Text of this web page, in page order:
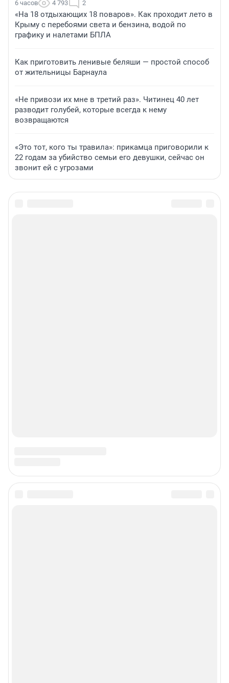
6 часов 4 793 2
«На 18 отдыхающих 18 поваров». Как проходит лето в
Крыму с перебоями света и бензина, водой по
графику и налетами БПЛА
Как приготовить ленивые беляши — простой способ
от жительницы Барнаула
«Не привози их мне в третий раз». Читинец 40 лет
разводит голубей, которые всегда к нему
возвращаются
«Это тот, кого ты травила»: прикамца приговорили к
22 годам за убийство семьи его девушки, сейчас он
звонит ей с угрозами